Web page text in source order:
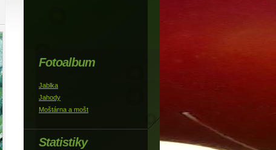
Fotoalbum
Jablka
Jahody
Moštárna a mošt
Statistiky